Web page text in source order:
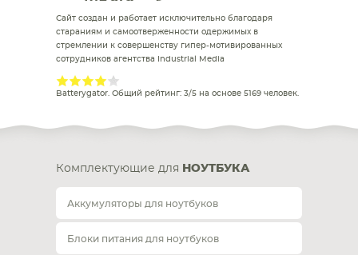
Сайт создан и работает исключительно благодаря
стараниям и самоотверженности одержимых в
стремлении к совершенству гипер-мотивированных
сотрудников агентства Industrial Media
Batterygator. Общий рейтинг: 3/5 на основе 5169 человек.
Комплектующие для НОУТБУКА
Аккумуляторы для ноутбуков
Блоки питания для ноутбуков